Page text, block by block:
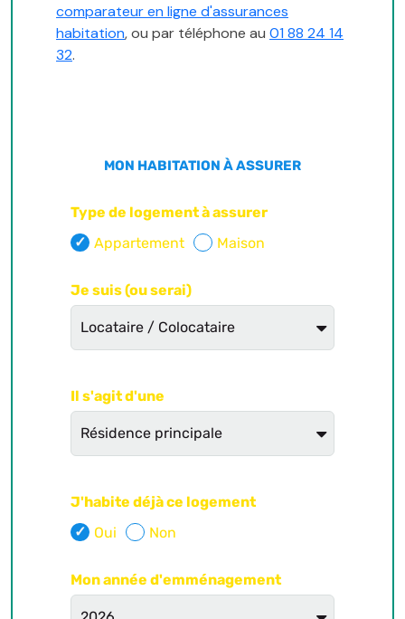
comparateur en ligne d'assurances
habitation, ou par téléphone au 01 88 24 14
32.